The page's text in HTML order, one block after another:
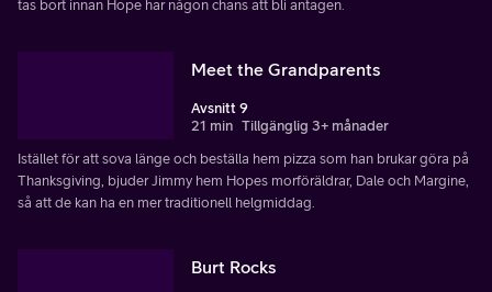
tas bort innan Hope har någon chans att bli antagen.
Meet the Grandparents
Avsnitt 9
21 min Tillgänglig 3+ månader
Istället för att sova länge och beställa hem pizza som han brukar göra på
Thanksgiving, bjuder Jimmy hem Hopes morföräldrar, Dale och Margine,
så att de kan ha en mer traditionell helgmiddag.
Burt Rocks